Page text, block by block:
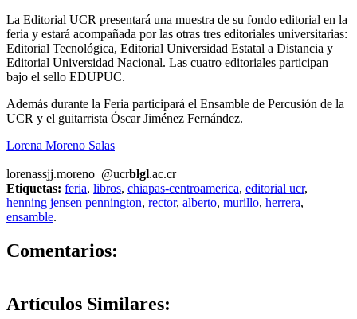
La Editorial UCR presentará una muestra de su fondo editorial en la
feria y estará acompañada por las otras tres editoriales universitarias:
Editorial Tecnológica, Editorial Universidad Estatal a Distancia y
Editorial Universidad Nacional. Las cuatro editoriales participan
bajo el sello EDUPUC.
Además durante la Feria participará el Ensamble de Percusión de la
UCR y el guitarrista Óscar Jiménez Fernández.
Lorena Moreno Salas
lorenassjj.moreno @ucrblgl.ac.cr
Etiquetas: feria, libros, chiapas-centroamerica, editorial ucr,
henning jensen pennington, rector, alberto, murillo, herrera,
ensamble.
Comentarios:
Artículos Similares: